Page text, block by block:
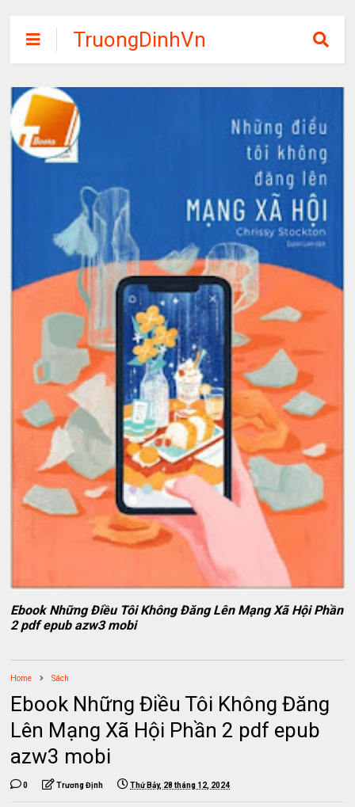
TruongDinhVn
Chia sẽ ebook,
các khóa học,
phần mềm học
tập miễn phí
Ebook Những Điều Tôi Không Đăng Lên Mạng Xã Hội Phần
2 pdf epub azw3 mobi
Home Sách
Ebook Những Điều Tôi Không Đăng
Lên Mạng Xã Hội Phần 2 pdf epub
azw3 mobi
0 Trương Định Thứ Bảy, 28 tháng 12, 2024